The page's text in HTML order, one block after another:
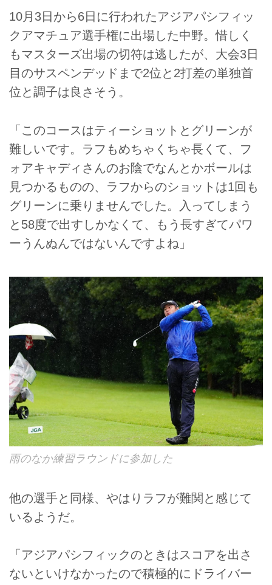
10月3日から6日に行われたアジアパシフィッ
クアマチュア選手権に出場した中野。惜しく
もマスターズ出場の切符は逃したが、大会3日
目のサスペンデッドまで2位と2打差の単独首
位と調子は良さそう。
「このコースはティーショットとグリーンが
難しいです。ラフもめちゃくちゃ長くて、フ
ォアキャディさんのお陰でなんとかボールは
見つかるものの、ラフからのショットは1回も
グリーンに乗りませんでした。入ってしまう
と58度で出すしかなくて、もう長すぎてパワ
ーうんぬんではないんですよね」
雨のなか練習ラウンドに参加した
他の選手と同様、やはりラフが難関と感じて
いるようだ。
「アジアパシフィックのときはスコアを出さ
ないといけなかったので積極的にドライバー